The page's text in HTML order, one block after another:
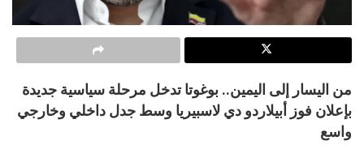
من اليسار إلى اليمين.. بوغوتا تدخل مرحلة سياسية جديدة
بإعلان فوز أبيلاردو دي لاسبيريا وسط جدل داخلي وخارجي
واسع